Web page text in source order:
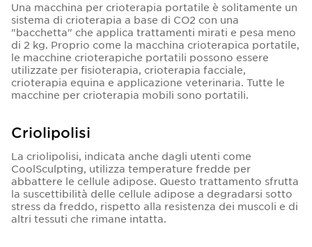
Una macchina per crioterapia portatile è solitamente un
sistema di crioterapia a base di CO2 con una
"bacchetta" che applica trattamenti mirati e pesa meno
di 2 kg. Proprio come la macchina crioterapica portatile,
le macchine crioterapiche portatili possono essere
utilizzate per fisioterapia, crioterapia facciale,
crioterapia equina e applicazione veterinaria. Tutte le
macchine per crioterapia mobili sono portatili.
Criolipolisi
La criolipolisi, indicata anche dagli utenti come
CoolSculpting, utilizza temperature fredde per
abbattere le cellule adipose. Questo trattamento sfrutta
la suscettibilità delle cellule adipose a degradarsi sotto
stress da freddo, rispetto alla resistenza dei muscoli e di
altri tessuti che rimane intatta.